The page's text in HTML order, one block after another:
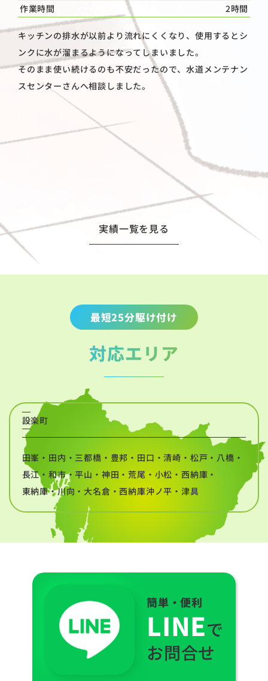
作業時間
2時間
キッチンの排水が以前より流れにくくなり、使用するとシ
ンクに水が溜まるようになってしまいました。
そのまま使い続けるのも不安だったので、水道メンテナン
スセンターさんへ相談しました。
実績一覧を見る
最短25分駆け付け
対応エリア
設楽町
田峯・田内・三都橋・豊邦・田口・清崎・松戸・八橋・
長江・和市・平山・神田・荒尾・小松・西納庫・
東納庫・川向・大名倉・西納庫沖ノ平・津具
簡単・便利
LINEで
お問合せ